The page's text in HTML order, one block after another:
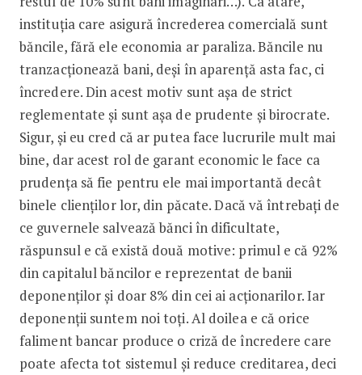
instituția care asigură încrederea comercială sunt
băncile, fără ele economia ar paraliza. Băncile nu
tranzacționează bani, deși în aparență asta fac, ci
încredere. Din acest motiv sunt așa de strict
reglementate și sunt așa de prudente și birocrate.
Sigur, și eu cred că ar putea face lucrurile mult mai
bine, dar acest rol de garant economic le face ca
prudența să fie pentru ele mai importantă decât
binele clienților lor, din păcate. Dacă vă întrebați de
ce guvernele salvează bănci în dificultate,
răspunsul e că există două motive: primul e că 92%
din capitalul băncilor e reprezentat de banii
deponenților și doar 8% din cei ai acționarilor. Iar
deponenții suntem noi toți. Al doilea e că orice
faliment bancar produce o criză de încredere care
poate afecta tot sistemul și reduce creditarea, deci